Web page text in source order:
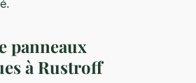
panneaux
à Rustroff